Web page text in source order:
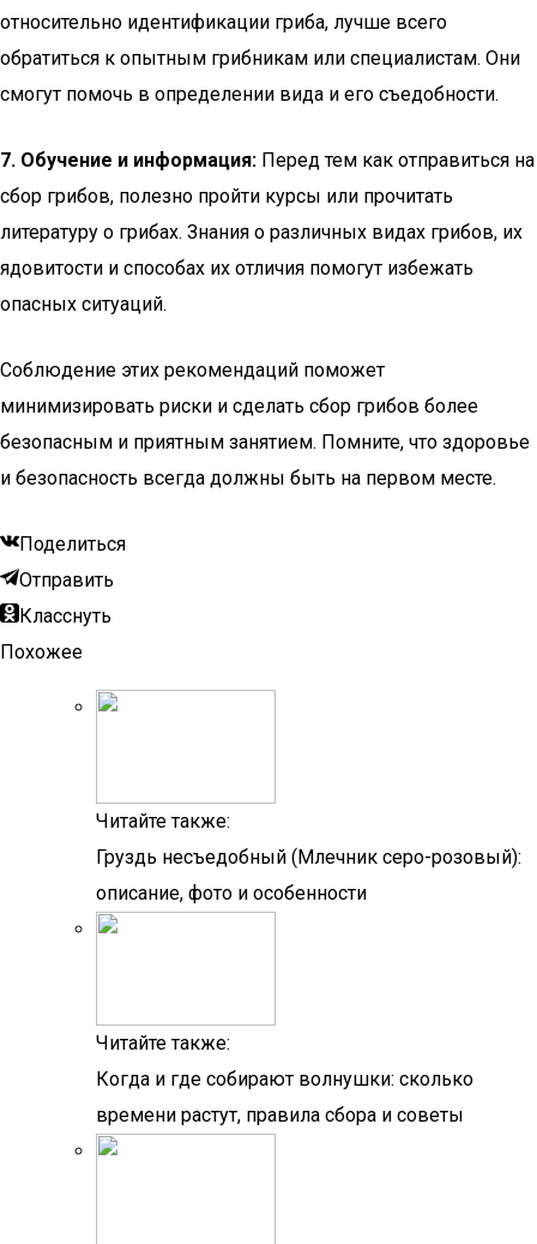
относительно идентификации гриба, лучше всего
обратиться к опытным грибникам или специалистам. Они
смогут помочь в определении вида и его съедобности.
7. Обучение и информация: Перед тем как отправиться на
сбор грибов, полезно пройти курсы или прочитать
литературу о грибах. Знания о различных видах грибов, их
ядовитости и способах их отличия помогут избежать
опасных ситуаций.
Соблюдение этих рекомендаций поможет
минимизировать риски и сделать сбор грибов более
безопасным и приятным занятием. Помните, что здоровье
и безопасность всегда должны быть на первом месте.
Поделиться
Отправить
Класснуть
Похожее
Читайте также:
Груздь несъедобный (Млечник серо-розовый):
описание, фото и особенности
Читайте также:
Когда и где собирают волнушки: сколько
времени растут, правила сбора и советы